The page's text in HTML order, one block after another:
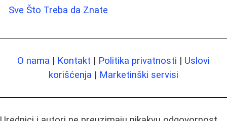
Sve Što Treba da Znate
O nama | Kontakt | Politika privatnosti | Uslovi
korišćenja | Marketinški servisi